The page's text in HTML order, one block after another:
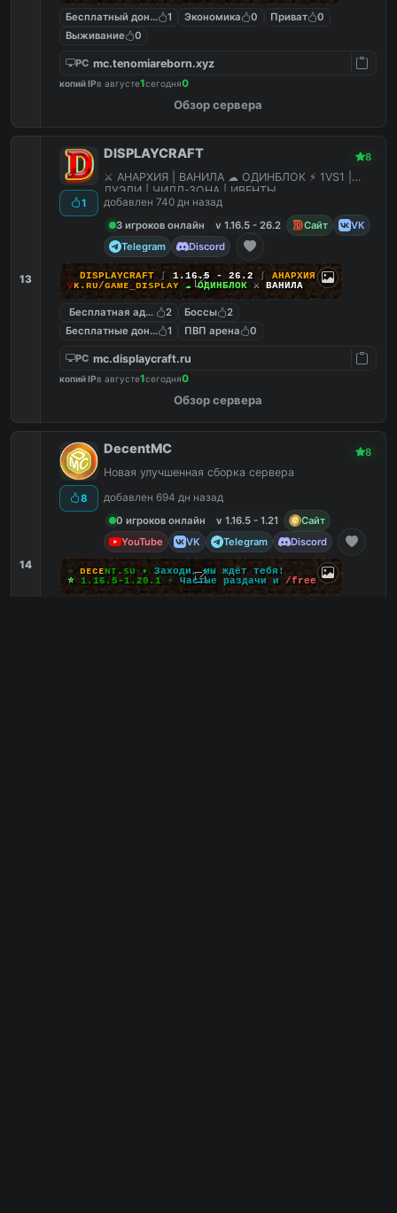
Бесплатный донат 1 Экономика 0 Приват
0
Выживание
0
PC mc.tenomiareborn.xyz
копий IPв августе1сегодня0
Обзор сервера
13
1
DISPLAYCRAFT 8
⚔ АНАРХИЯ | ВАНИЛА ☁ ОДИНБЛОК ⚡ 1VS1 |
ДУЭЛИ | ЧИЛЛ-ЗОНА | ИВЕНТЫ
добавлен 740 дн назад
3 игроков онлайн
v 1.16.5 - 26.2 Сайт
VK
Telegram
Discord
☄ DISPLAYCRAFT ∫ 1.16.5 - 26.2 ∫ АНАРХИЯ
ᴠᴋ . ʀᴜ/ɢᴀᴍᴇ ᴅɪѕᴘʟᴀʏ ☁ ОДИНБЛОК ⚔ ВАНИЛА
Бесплатная админка
2 Боссы
2
Бесплатные донат кейсы
1 ПВП арена 0
PC mc.displaycraft.ru
копий IPв августе1сегодня0
Обзор сервера
14
8
DecentMC 8
Новая улучшенная сборка сервера
добавлен 694 дн назад
0 игроков онлайн
v 1.16.5 - 1.21
Сайт
YouTube
VK Telegram Discord
✑ ᴅᴇᴄᴇɴᴛ. sᴜ •
Заходи, мы ждёт тебя!
⭐
1.16.5-1.20.1 ⚡ Частые раздачи и /free